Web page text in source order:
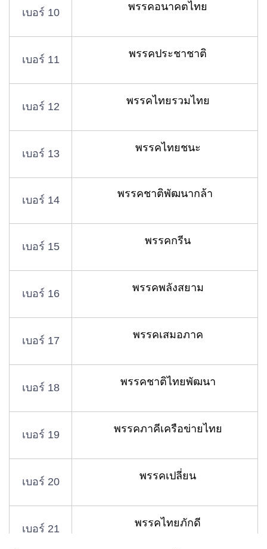
เบอร์ 10 พรรคอนาคตไทย
เบอร์ 11 พรรคประชาชาติ
เบอร์ 12 พรรคไทยรวมไทย
เบอร์ 13 พรรคไทยชนะ
เบอร์ 14
พรรคชาติพัฒนากล้า
เบอร์ 15 พรรคกรีน
เบอร์ 16 พรรคพลังสยาม
เบอร์ 17 พรรคเสมอภาค
เบอร์ 18 พรรคชาติไทยพัฒนา
เบอร์ 19 พรรคภาคีเครือข่ายไทย
เบอร์ 20 พรรคเปลี่ยน
เบอร์ 21 พรรคไทยภักดี